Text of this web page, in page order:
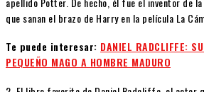
que sanan el brazo de Harry en la película La
Te puede interesar: DANIEL RADCLIFFE:
PEQUEÑO MAGO A HOMBRE MADURO